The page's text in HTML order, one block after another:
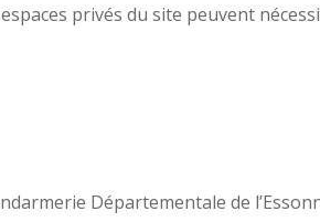
privés du site peuvent
Départementale de